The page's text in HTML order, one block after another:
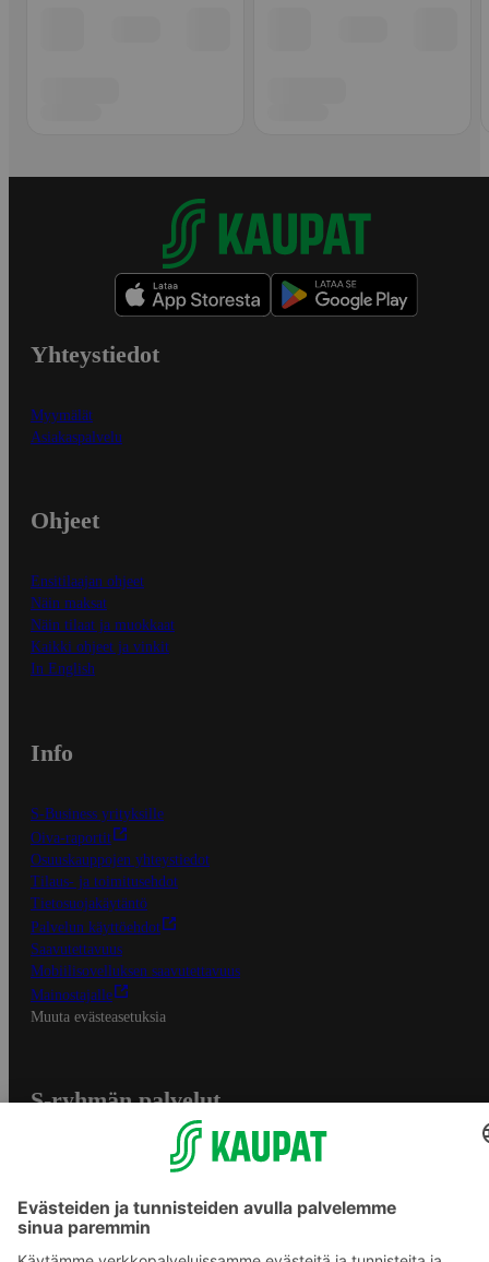
Yhteystiedot
Myymälät
Asiakaspalvelu
Ohjeet
Ensitilaajan ohjeet
Näin maksat
Näin tilaat ja muokkaat
Kaikki ohjeet ja vinkit
In English
Info
S-Business yrityksille
Oiva-raportit
Osuuskauppojen yhteystiedot
Tilaus- ja toimitusehdot
Tietosuojakäytäntö
Palvelun käyttöehdot
Saavutettavuus
Mobiilisovelluksen saavutettavuus
Mainostajalle
Muuta evästeasetuksia
S-ryhmän palvelut
Yhteishyvä Ruoka -sovellus
S-ostoslista -sovellus